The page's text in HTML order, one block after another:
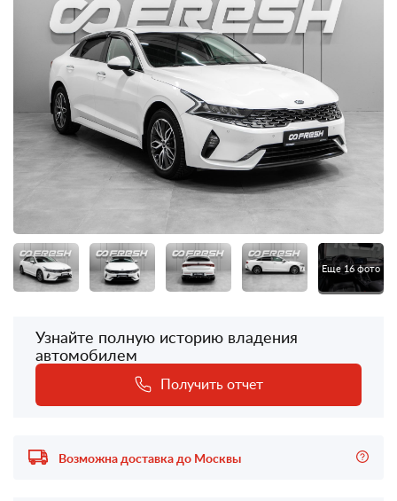
Еще 16 фото
Узнайте полную историю владения
автомобилем
Получить отчет
Возможна доставка до Москвы